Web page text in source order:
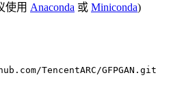
使用 Anaconda 或 Miniconda)
TencentARC/GFPGAN.git